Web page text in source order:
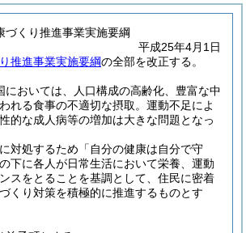
づくり推進事業実施要綱
平成25年4月1日
推進事業実施要綱の全部を改正する。
においては、人口構成の高齢化、豊富な中
れる食事の不適切な摂取。 運動不足によ
的な成人病等の増加は大きな問題となっ
対処するため「自分の健康は自分で守
下に各人が日常生活において栄養、運動
スをとることを基調として、住民に密着
くり対策を積極的に推進するものとす